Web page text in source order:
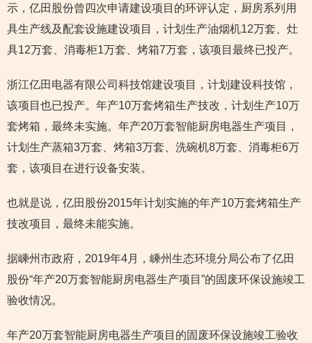
示，亿田股份曾四次申请建设项目的环评认定，厨房系列用
具生产线及配套设施建设项目，计划生产油烟机12万套、灶
具12万套、消毒柜1万套、烤箱7万套，该项目最终已投产。
浙江亿田电器有限公司科技馆建设项目，计划建设科技馆，
该项目也已投产。年产10万套烤箱生产技改，计划生产10万
套烤箱，最终未实施。年产20万套智能厨房电器生产项目，
计划生产蒸箱3万套、烤箱3万套、洗碗机8万套、消毒柜6万
套，该项目在进行设备安装。
也就是说，亿田股份2015年计划实施的年产10万套烤箱生产
技改项目，最终未能实施。
据嵊州市政府，2019年4月，嵊州生态环境分局公布了亿田
股份“年产20万套智能厨房电器生产项目”的固废环保设施竣工
验收情况。
年产20万套智能厨房电器生产项目的固废环保设施竣工验收